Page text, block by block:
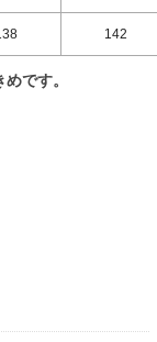
142
です。